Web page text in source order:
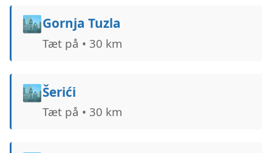
🏙️Gornja Tuzla
Tæt på • 30 km
🏙️Šerići
Tæt på • 30 km